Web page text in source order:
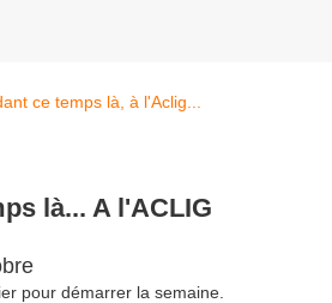
là... A l'ACLIG
pour démarrer la semaine.